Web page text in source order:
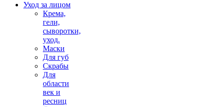
Уход за лицом
Крема,
гели,
сыворотки,
уход.
Маски
Для губ
Скрабы
Для
области
век и
ресниц